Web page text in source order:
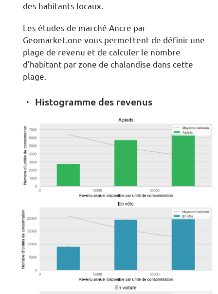
des habitants locaux.
Les études de marché Ancre par
Geomarket.one vous permettent de définir une
plage de revenu et de calculer le nombre
d'habitant par zone de chalandise dans cette
plage.
Histogramme des revenus